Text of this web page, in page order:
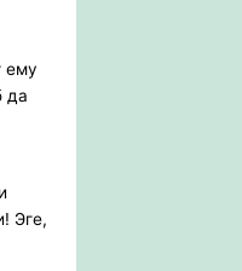
ему
да
Эге,